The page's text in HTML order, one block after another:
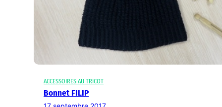
ACCESSOIRES AU TRICOT
Bonnet FILIP